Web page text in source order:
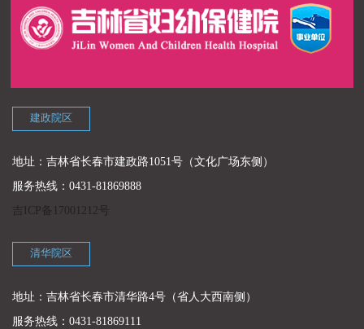
建政院区
地址：吉林省长春市建政路1051号（文化广场东侧）
服务热线：0431-81869888
吉ICP备17001212号
清华院区
地址：吉林省长春市清华路4号（省人大西南侧）
服务热线：0431-81869111